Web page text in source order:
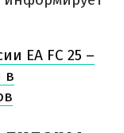
EA FC 25 –
в